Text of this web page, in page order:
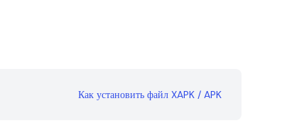
Как установить файл XAPK / APK